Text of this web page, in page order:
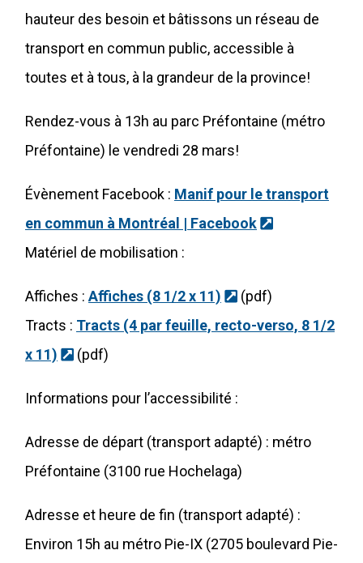
hauteur des besoin et bâtissons un réseau de
transport en commun public, accessible à
toutes et à tous, à la grandeur de la province!
Rendez-vous à 13h au parc Préfontaine (métro
Préfontaine) le vendredi 28 mars!
Évènement Facebook : Manif pour le transport
en commun à Montréal | Facebook
(Ce lien
Matériel de mobilisation :
Affiches : Affiches (8 1/2 x 11) (Ce lien s'ouvrira
(pdf)
Tracts : Tracts (4 par feuille, recto-verso, 8 1/2
x 11)
(Ce lien s'ouvrira dans une nouvelle
(pdf)
Informations pour l’accessibilité :
Adresse de départ (transport adapté) : métro
Préfontaine (3100 rue Hochelaga)
Adresse et heure de fin (transport adapté) :
Environ 15h au métro Pie-IX (2705 boulevard Pie-